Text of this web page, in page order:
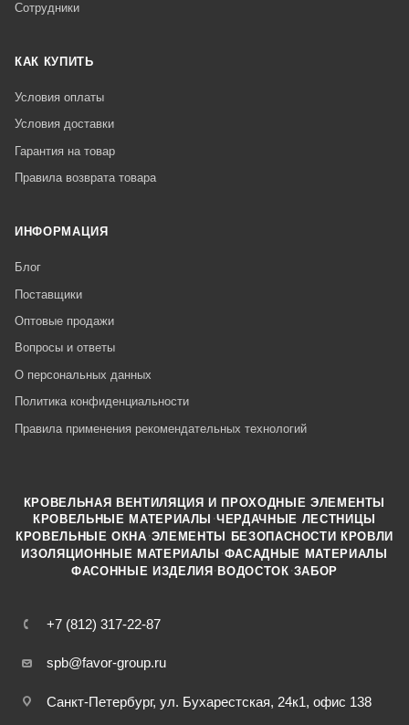
Сотрудники
КАК КУПИТЬ
Условия оплаты
Условия доставки
Гарантия на товар
Правила возврата товара
ИНФОРМАЦИЯ
Блог
Поставщики
Оптовые продажи
Вопросы и ответы
О персональных данных
Политика конфиденциальности
Правила применения рекомендательных технологий
+7 (812) 317-22-87
spb@favor-group.ru
Санкт-Петербург, ул. Бухарестская, 24к1, офис 138
КРОВЕЛЬНАЯ ВЕНТИЛЯЦИЯ И ПРОХОДНЫЕ ЭЛЕМЕНТЫ
КРОВЕЛЬНЫЕ МАТЕРИАЛЫ ·ЧЕРДАЧНЫЕ ЛЕСТНИЦЫ
КРОВЕЛЬНЫЕ ОКНА ·ЭЛЕМЕНТЫ БЕЗОПАСНОСТИ КРОВЛИ
ИЗОЛЯЦИОННЫЕ МАТЕРИАЛЫ ·ФАСАДНЫЕ МАТЕРИАЛЫ
ФАСОННЫЕ ИЗДЕЛИЯ·ВОДОСТОК ·ЗАБОР